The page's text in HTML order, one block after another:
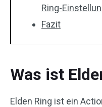
Ring-
Fazit
Was ist
Elden Ring ist ein